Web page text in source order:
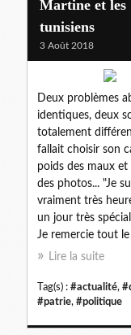
Martine et les
tunisiens
3 Août 2018
Deux problèmes
identiques, deux
totalement
fallait choisir son
poids des maux et
des photos... "Je
vraiment très
un jour très
Je remercie tout le
Lire la suite
Tag(s) : #actualité,
#patrie, #politique